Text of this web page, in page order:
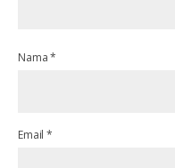
Nama*
Email*